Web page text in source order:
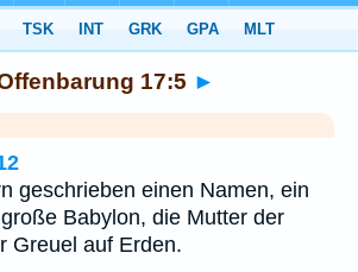
17:5 ►
geschrieben einen Namen, ein
Babylon, die Mutter der
Greuel auf Erden.